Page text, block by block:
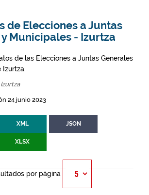
de Elecciones a Juntas
Municipales - Izurtza
de las Elecciones a Juntas Generales
Izurtza.
24 junio 2023
XML JSON
XLSX
por página